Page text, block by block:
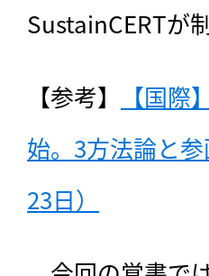
SustainCERTが
【参考】
【国
始。3方法論と
23日）